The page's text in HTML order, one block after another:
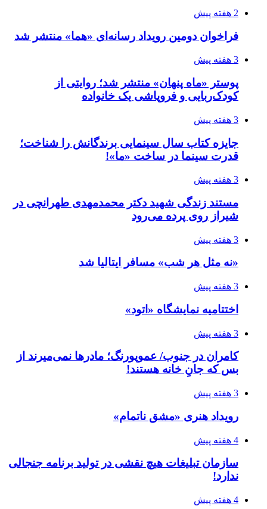
2 هفته پیش
فراخوان دومین رویداد رسانه‌ای «هما» منتشر شد
3 هفته پیش
پوستر «ماه پنهان» منتشر شد؛ روایتی از
کودک‌ربایی و فروپاشی یک خانواده
3 هفته پیش
جایزه کتاب سال سینمایی برندگانش را شناخت؛
قدرت سینما در ساخت «ما»!
3 هفته پیش
مستند زندگی شهید دکتر محمدمهدی طهرانچی در
شیراز روی پرده می‌رود
3 هفته پیش
«نه مثل هر شب» مسافر ایتالیا شد
3 هفته پیش
اختتامیه نمایشگاه «اتود»
3 هفته پیش
کامران در جنوب/ عموپورنگ؛ مادرها نمی‌میرند از
بس که جانِ خانه هستند!
3 هفته پیش
رویداد هنری «مشق ناتمام»
4 هفته پیش
سازمان تبلیغات هیچ نقشی در تولید برنامه جنجالی
ندارد!
4 هفته پیش